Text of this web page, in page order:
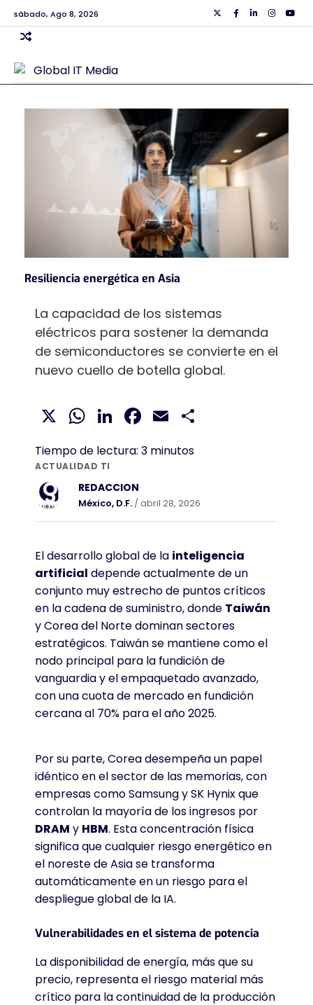
Skip
to
content
sábado, Ago 8, 2026 TwiiterFacebook
Linkedin
Resiliencia energética en Asia
X WhatsApp
LinkedIn
Facebook
Email
Tiempo de lectura: 3 minutos
ACTUALIDAD TI
La capacidad de los sistemas
eléctricos para sostener la demanda
de semiconductores se convierte en el
nuevo cuello de botella global.
REDACCION
México, D.F. / abril 28, 2026
El desarrollo global de la inteligencia
artificial depende actualmente de un
conjunto muy estrecho de puntos críticos
en la cadena de suministro, donde Taiwán
y Corea del Norte dominan sectores
estratégicos. Taiwán se mantiene como el
nodo principal para la fundición de
vanguardia y el empaquetado avanzado,
con una cuota de mercado en fundición
cercana al 70% para el año 2025.
Por su parte, Corea desempeña un papel
idéntico en el sector de las memorias, con
empresas como Samsung y SK Hynix que
controlan la mayoría de los ingresos por
DRAM y HBM. Esta concentración física
significa que cualquier riesgo energético en
el noreste de Asia se transforma
automáticamente en un riesgo para el
despliegue global de la IA.
Vulnerabilidades en el sistema de potencia
La disponibilidad de energía, más que su
precio, representa el riesgo material más
crítico para la continuidad de la producción